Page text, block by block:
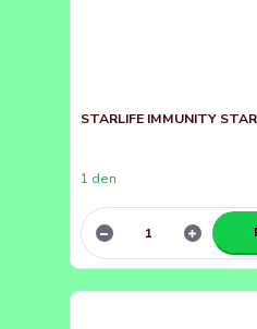
STARLIFE IMMUNITY
1 den